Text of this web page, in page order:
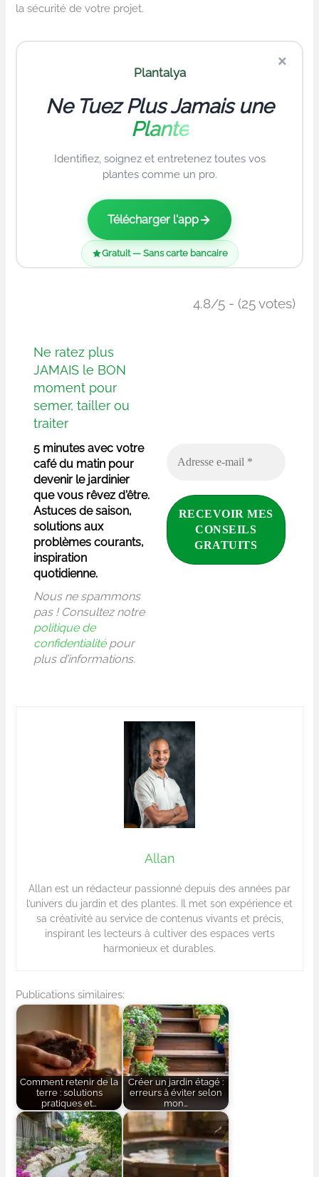
la sécurité de votre projet.
×
Plantalya
Ne Tuez Plus Jamais une
Plante
Identifiez, soignez et entretenez toutes vos
plantes comme un pro.
Télécharger l'app
Gratuit — Sans carte bancaire
4.8/5 - (25 votes)
Ne ratez plus
JAMAIS le BON
moment pour
semer, tailler ou
traiter
5 minutes avec votre
café du matin pour
devenir le jardinier
que vous rêvez d'être.
Astuces de saison,
solutions aux
problèmes courants,
inspiration
quotidienne.
Nous ne spammons
pas ! Consultez notre
politique de
confidentialitépour
plus d’informations.
Allan
Allan est un rédacteur passionné depuis des années par
l’univers du jardin et des plantes. Il met son expérience et
sa créativité au service de contenus vivants et précis,
inspirant les lecteurs à cultiver des espaces verts
harmonieux et durables.
Publications similaires:
Comment retenir de la
terre : solutions
pratiques et…
Créer un jardin étagé :
erreurs à éviter selon
mon…